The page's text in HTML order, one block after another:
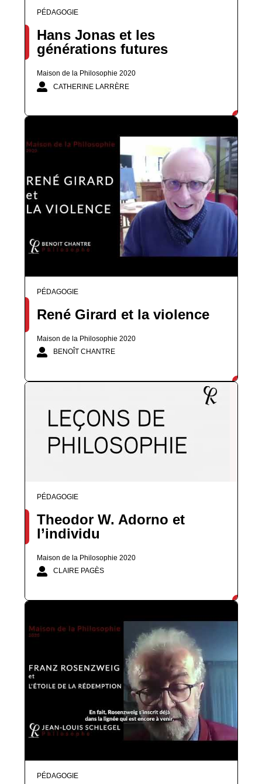
PÉDAGOGIE
Hans Jonas et les
générations futures
Maison de la Philosophie 2020
CATHERINE LARRÈRE
PÉDAGOGIE
René Girard et la violence
Maison de la Philosophie 2020
BENOÎT CHANTRE
PÉDAGOGIE
Theodor W. Adorno et
l’individu
Maison de la Philosophie 2020
CLAIRE PAGÈS
PÉDAGOGIE